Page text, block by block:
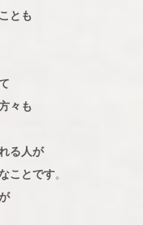
とも
々も
る人が
ことです。